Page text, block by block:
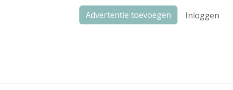
Advertentie toevoegen Inloggen